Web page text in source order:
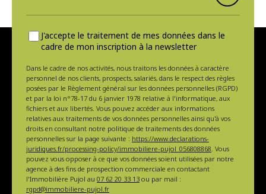
J'accepte le traitement de mes données dans le
cadre de mon inscription à la newsletter
Dans le cadre de nos activités, nous traitons les données à caractère
personnel de nos clients, prospects, salariés, dans le respect des règles
posées par le Règlement général sur les données personnelles (RGPD)
et par la loi n°78-17 du 6 janvier 1978 relative à l'informatique, aux
fichiers et aux libertés. Vous pouvez accéder aux informations
relatives aux traitements de vos données personnelles ainsi qu'à vos
droits en consultant notre politique de traitements des données
personnelles sur la page suivante : https://www.declarations-
juridiques.fr/processing-policy/immobiliere-pujol_056808868 . Vous
pouvez vous opposer à ce que vos données soient utilisées par notre
agence à des fins de prospection commerciale en contactant
l'Immobilière Pujol au 07 62 20 33 13 ou par mail :
rgpd@immobiliere-pujol.fr